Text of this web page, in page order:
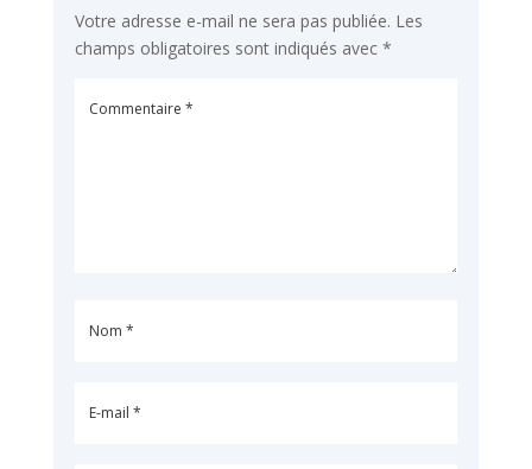
Votre adresse e-mail ne sera pas publiée. Les
champs obligatoires sont indiqués avec *